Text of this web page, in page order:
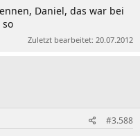
Daniel, das war bei
so
Zuletzt bearbeitet: 20.07.2012
#3.588